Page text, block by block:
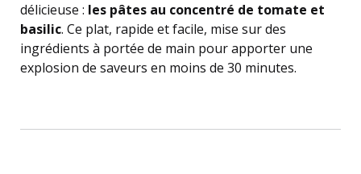
délicieuse : les pâtes au concentré de tomate et
basilic. Ce plat, rapide et facile, mise sur des
ingrédients à portée de main pour apporter une
explosion de saveurs en moins de 30 minutes.